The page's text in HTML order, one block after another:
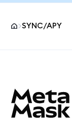
SYNC/APY